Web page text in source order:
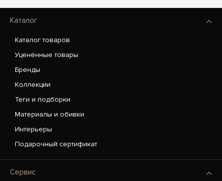
Каталог
Каталог товаров
Уценённые товары
Бренды
Коллекции
Теги и подборки
Материалы и обивки
Интерьеры
Подарочный сертификат
Сервис